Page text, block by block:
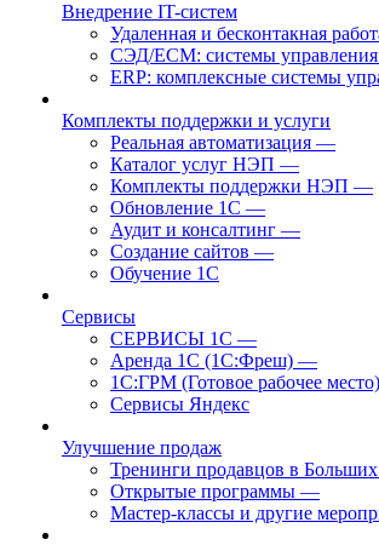
Внедрение IT-систем
Удаленная и бесконтакная
СЭД/ECM: системы
ERP: комплексные системы
Комплекты поддержки и услуги
Реальная автоматизация —
Каталог услуг НЭП —
Комплекты поддержки НЭП —
Обновление 1С —
Аудит и консалтинг —
Создание сайтов —
Обучение 1С
Cервисы
СЕРВИСЫ 1С —
Аренда 1С (1С:Фреш) —
1С:ГРМ (Готовое рабочее место)
Сервисы Яндекс
Улучшение продаж
Тренинги продавцов в
Открытые программы —
Мастер-классы и другие